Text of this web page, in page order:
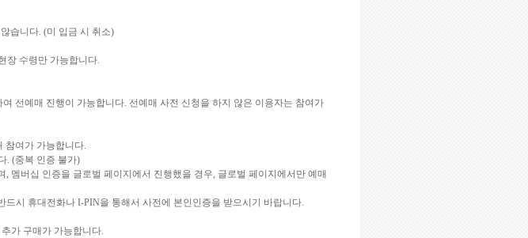
습니다. (미 입금 시 취소)
장 수령만 가능합니다.
선예매 진행이 가능합니다. 선예매 사전 신청을 하지 않은 이용자는 참여가
참여가 가능합니다.
. (중복 인증 불가)
, 멤버십 인증을 글로벌 페이지에서 진행했을 경우, 글로벌 페이지에서만 예매
드시 휴대전화나 I-PIN을 통해서 사전에 본인인증을 받으시기 바랍니다.
가 구매가 가능합니다.